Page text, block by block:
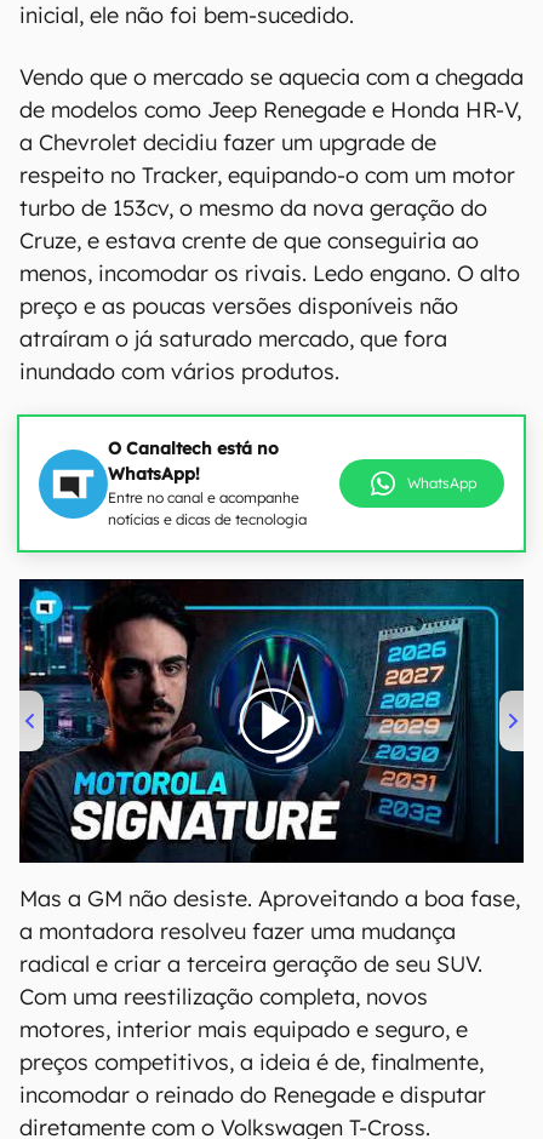
inicial, ele não foi bem-sucedido.
Vendo que o mercado se aquecia com a chegada
de modelos como Jeep Renegade e Honda HR-V,
a Chevrolet decidiu fazer um upgrade de
respeito no Tracker, equipando-o com um motor
turbo de 153cv, o mesmo da nova geração do
Cruze, e estava crente de que conseguiria ao
menos, incomodar os rivais. Ledo engano. O alto
preço e as poucas versões disponíveis não
atraíram o já saturado mercado, que fora
inundado com vários produtos.
O Canaltech está no
WhatsApp!
Entre no canal e acompanhe
notícias e dicas de tecnologia
WhatsApp
00:00/20:46
Mas a GM não desiste. Aproveitando a boa fase,
a montadora resolveu fazer uma mudança
radical e criar a terceira geração de seu SUV.
Com uma reestilização completa, novos
motores, interior mais equipado e seguro, e
preços competitivos, a ideia é de, finalmente,
incomodar o reinado do Renegade e disputar
diretamente com o Volkswagen T-Cross.